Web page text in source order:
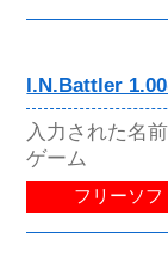
I.N.Battler
入力された名
ゲーム
フリーソフ